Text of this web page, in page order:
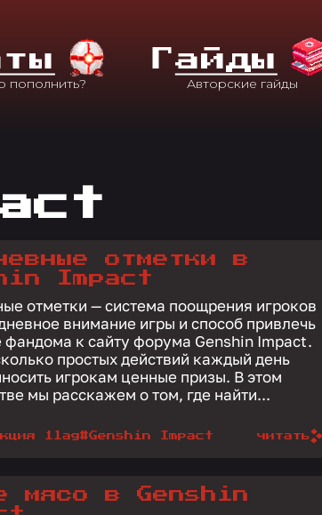
ГАйды
отметки в
Impact
отметки — система поощрения игроков
внимание игры и способ привлечь
фандома к сайту форума Genshin Impact.
простых действий каждый день
игрокам ценные призы. В этом
мы расскажем о том, где найти...
1lag#Genshin Impact читать
мясо в Genshin